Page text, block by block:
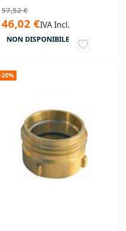
57,52 €
46,02 €IVA Incl.
NON DISPONIBILE
AGGIUNGI
-20%